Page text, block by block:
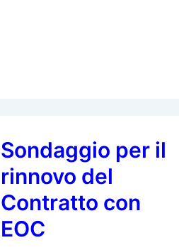
medici
assistenti
e
medici
capiclinica
EOC
Sondaggio per il
rinnovo del
Contratto con
EOC